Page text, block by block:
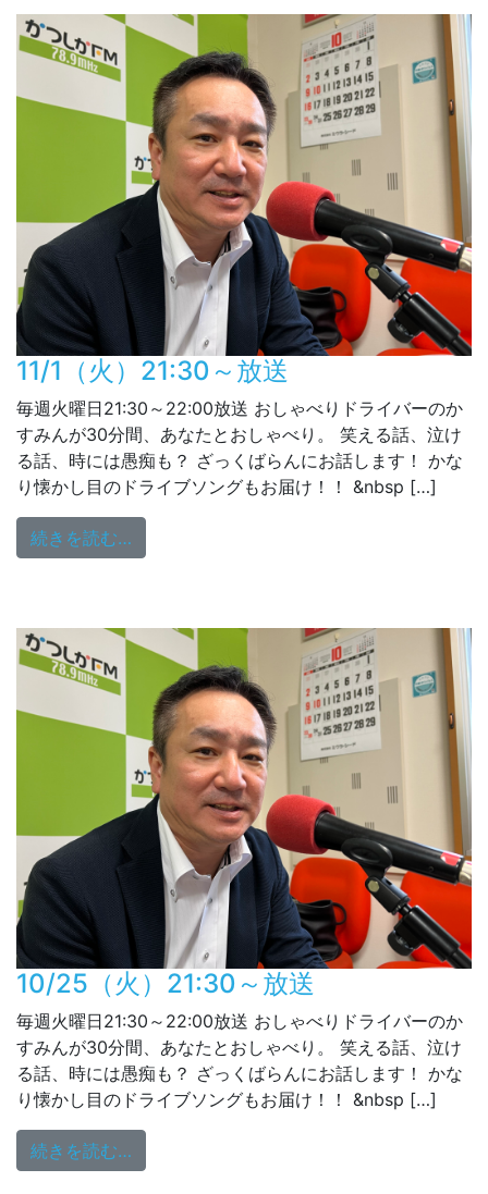
11/1（火）21:30～放送
毎週火曜日21:30～22:00放送 おしゃべりドライバーのか
すみんが30分間、あなたとおしゃべり。 笑える話、泣け
る話、時には愚痴も？ ざっくばらんにお話します！ かな
り懐かし目のドライブソングもお届け！！ &nbsp […]
続きを読む…
10/25（火）21:30～放送
毎週火曜日21:30～22:00放送 おしゃべりドライバーのか
すみんが30分間、あなたとおしゃべり。 笑える話、泣け
る話、時には愚痴も？ ざっくばらんにお話します！ かな
り懐かし目のドライブソングもお届け！！ &nbsp […]
続きを読む…